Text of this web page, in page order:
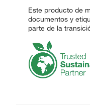
Este producto de
documentos y
parte de la